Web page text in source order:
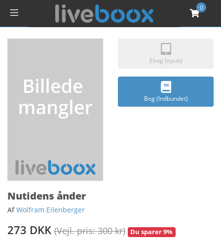
0
Ebog (epub)
Bog (Indbundet)
Nutidens ånder
AfWolfram Eilenberger
273 DKK (Vejl. pris: 300 kr) Du sparer 9%